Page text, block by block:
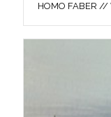
HOMO FABER